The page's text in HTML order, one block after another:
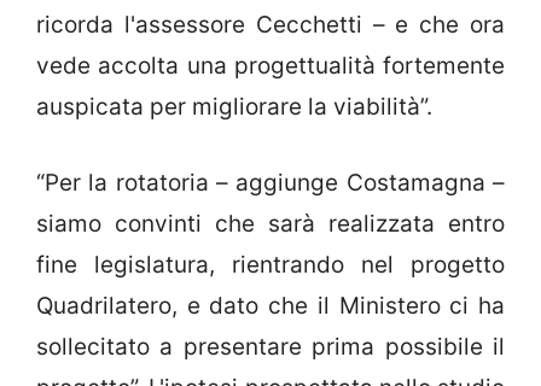
ricorda l'assessore Cecchetti – e che ora
vede accolta una progettualità fortemente
auspicata per migliorare la viabilità”.
“Per la rotatoria – aggiunge Costamagna –
siamo convinti che sarà realizzata entro
fine legislatura, rientrando nel progetto
Quadrilatero, e dato che il Ministero ci ha
sollecitato a presentare prima possibile il